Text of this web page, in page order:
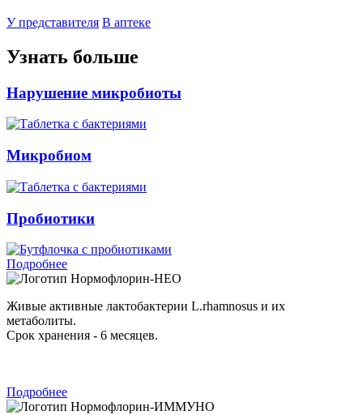
У представителя В аптеке
Узнать больше
Нарушение микробиоты
Микробиом
Пробиотики
Подробнее
Нормофлорин-НЕО
Живые активные лактобактерии L.rhamnosus и их
метаболиты.
Срок хранения - 6 месяцев.
Подробнее
Нормофлорин-ИММУНО